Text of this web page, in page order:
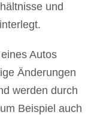
und
Autos
Änderungen
werden durch
Beispiel auch